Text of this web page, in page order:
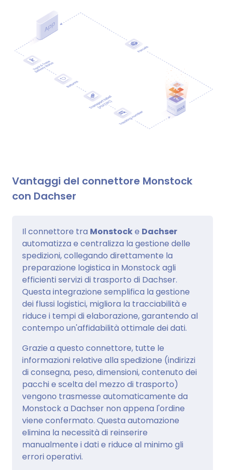
Vantaggi del connettore Monstock
con Dachser
Il connettore tra Monstocke Dachser
automatizza e centralizza la gestione delle
spedizioni, collegando direttamente la
preparazione logistica in Monstock agli
efficienti servizi di trasporto di Dachser.
Questa integrazione semplifica la gestione
dei flussi logistici, migliora la tracciabilità e
riduce i tempi di elaborazione, garantendo al
contempo un'affidabilità ottimale dei dati.
Grazie a questo connettore, tutte le
informazioni relative alla spedizione (indirizzi
di consegna, peso, dimensioni, contenuto dei
pacchi e scelta del mezzo di trasporto)
vengono trasmesse automaticamente da
Monstock a Dachser non appena l'ordine
viene confermato. Questa automazione
elimina la necessità di reinserire
manualmente i dati e riduce al minimo gli
errori operativi.